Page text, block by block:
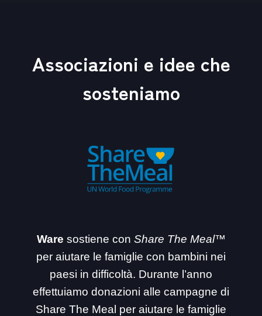
Associazioni e idee che
sosteniamo
Ware sostiene con Share The Meal™
per aiutare le famiglie con bambini nei
paesi in difficoltà. Durante l’anno
effettuiamo donazioni alle campagne di
Share The Meal per aiutare le famiglie